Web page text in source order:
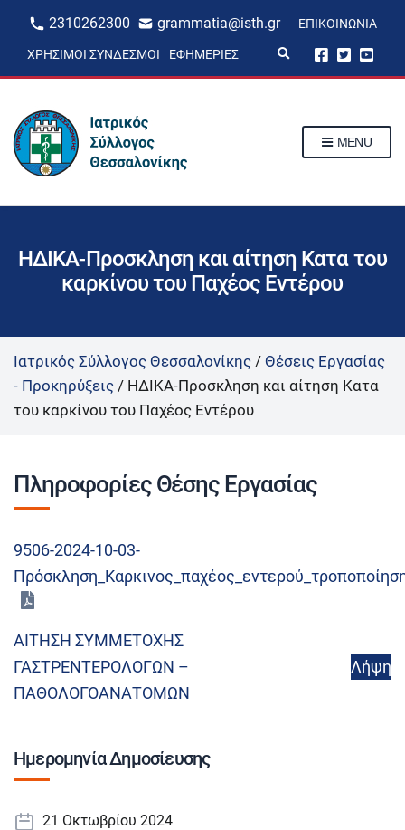
2310262300 grammatia@isth.gr ΕΠΙΚΟΙΝΩΝΊΑ
ΧΡΉΣΙΜΟΙ ΣΎΝΔΕΣΜΟΙ ΕΦΗΜΕΡΊΕΣ
p
m
MENU
ΗΔΙΚΑ-Προσκληση και αίτηση Κατα του
καρκίνου του Παχέος Εντέρου
Ιατρικός Σύλλογος Θεσσαλονίκης / Θέσεις Εργασίας
- Προκηρύξεις / ΗΔΙΚΑ-Προσκληση και αίτηση Κατα
του καρκίνου του Παχέος Εντέρου
Πληροφορίες Θέσης Εργασίας
9506-2024-10-03-
ΑΙΤΗΣΗ ΣΥΜΜΕΤΟΧΗΣ
ΓΑΣΤΡΕΝΤΕΡΟΛΟΓΩΝ –
ΠΑΘΟΛΟΓΟΑΝΑΤΟΜΩΝ
Λήψη
Ημερομηνία Δημοσίευσης
21 Οκτωβρίου 2024